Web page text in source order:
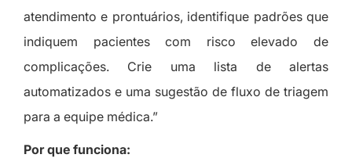
atendimento e prontuários, identifique padrões que
indiquem pacientes com risco elevado de
complicações. Crie uma lista de alertas
automatizados e uma sugestão de fluxo de triagem
para a equipe médica.”
Por que funciona: